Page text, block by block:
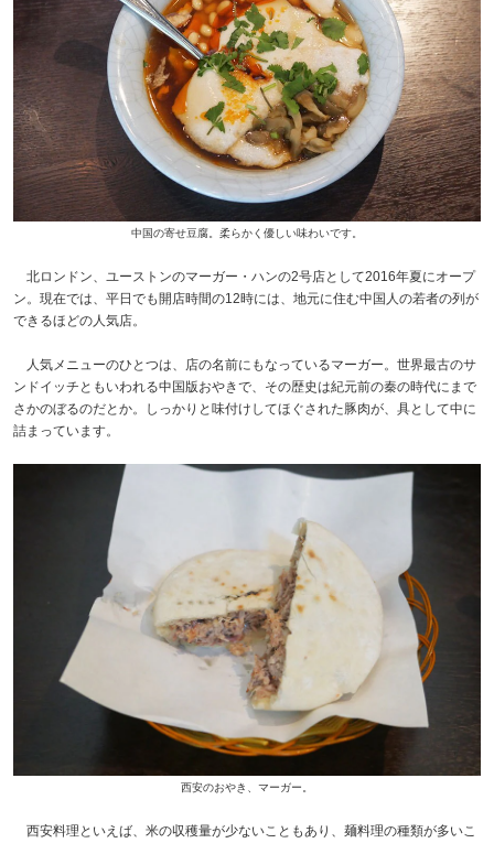
中国の寄せ豆腐。柔らかく優しい味わいです。
北ロンドン、ユーストンのマーガー・ハンの2号店として2016年夏にオープ
ン。現在では、平日でも開店時間の12時には、地元に住む中国人の若者の列が
できるほどの人気店。
人気メニューのひとつは、店の名前にもなっているマーガー。世界最古のサ
ンドイッチともいわれる中国版おやきで、その歴史は紀元前の秦の時代にまで
さかのぼるのだとか。しっかりと味付けしてほぐされた豚肉が、具として中に
詰まっています。
西安のおやき、マーガー。
西安料理といえば、米の収穫量が少ないこともあり、麺料理の種類が多いこ